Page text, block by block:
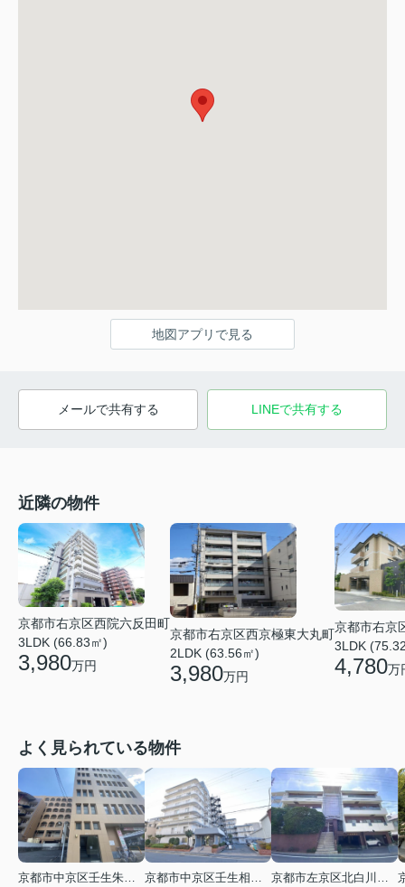
地図アプリで見る
メールで共有する LINEで共有する
近隣の物件
京都市右京区西院六反田町
3LDK (66.83㎡)
3,980万円
京都市右京区西京極東大丸町
2LDK (63.56㎡)
3,980万円
京都市右京
3LDK
4,780万
よく見られている物件
京都市中京区壬生朱雀町
京都市中京区壬生相合町
京都市左京区北白川久保田町